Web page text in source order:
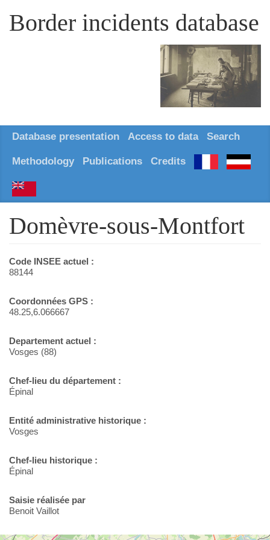
Border incidents database
Database presentation Access to data Search
Methodology Publications Credits
Domèvre-sous-Montfort
Code INSEE actuel :
88144
Coordonnées GPS :
48.25,6.066667
Departement actuel :
Vosges (88)
Chef-lieu du département :
Épinal
Entité administrative historique :
Vosges
Chef-lieu historique :
Épinal
Saisie réalisée par
Benoit Vaillot